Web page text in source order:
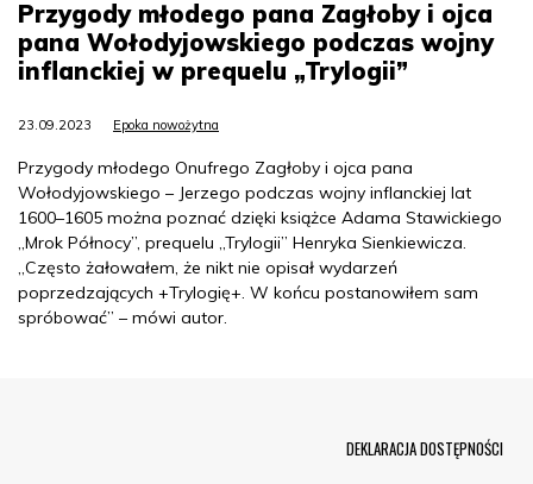
Przygody młodego pana Zagłoby i ojca
pana Wołodyjowskiego podczas wojny
inflanckiej w prequelu „Trylogii”
23.09.2023 Epoka nowożytna
Przygody młodego Onufrego Zagłoby i ojca pana
Wołodyjowskiego – Jerzego podczas wojny inflanckiej lat
1600–1605 można poznać dzięki książce Adama Stawickiego
„Mrok Północy”, prequelu „Trylogii” Henryka Sienkiewicza.
„Często żałowałem, że nikt nie opisał wydarzeń
poprzedzających +Trylogię+. W końcu postanowiłem sam
spróbować” – mówi autor.
DEKLARACJA DOSTĘPNOŚCI